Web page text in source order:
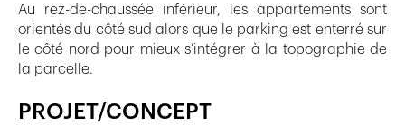
Au rez-de-chaussée inférieur, les appartements sont
orientés du côté sud alors que le parking est enterré sur
le côté nord pour mieux s’intégrer à la topographie de
la parcelle.
PROJET/CONCEPT